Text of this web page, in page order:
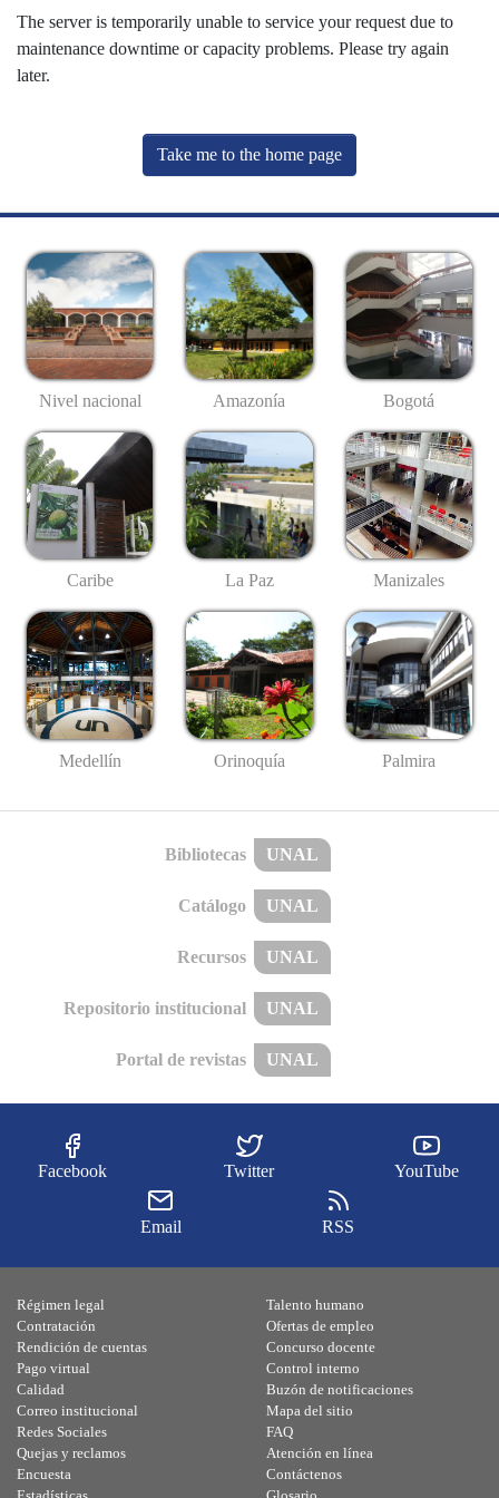
The server is temporarily unable to service your request due to
maintenance downtime or capacity problems. Please try again
later.
Take me to the home page
Nivel nacional Amazonía Bogotá
Caribe La Paz Manizales
Medellín Orinoquía Palmira
Bibliotecas UNAL
Catálogo UNAL
Recursos UNAL
Repositorio institucional UNAL
Portal de revistas UNAL
Facebook Twitter YouTube
Email RSS
Régimen legal
Contratación
Rendición de cuentas
Pago virtual
Calidad
Talento humano
Ofertas de empleo
Concurso docente
Control interno
Buzón de notificaciones
Correo institucional
Redes Sociales
Quejas y reclamos
Encuesta
Mapa del sitio
FAQ
Atención en línea
Contáctenos